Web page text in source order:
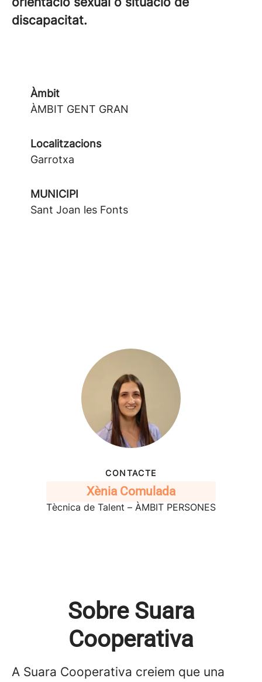
discapacitat.
Àmbit
ÀMBIT GENT GRAN
Localitzacions
Garrotxa
MUNICIPI
Sant Joan les Fonts
CONTACTE
Xènia Comulada
Tècnica de Talent – ÀMBIT PERSONES
Sobre Suara
Cooperativa
A Suara Cooperativa creiem que una